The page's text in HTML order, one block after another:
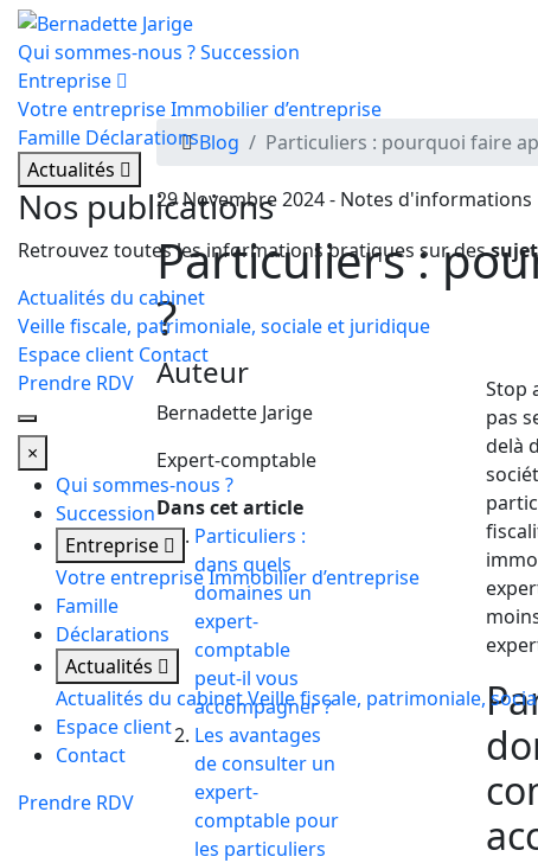
Qui sommes-nous ?Succession
Entreprise
Votre entrepriseImmobilier d’entreprise
Famille Déclarations
Actualités
Nos publications
Retrouvez toutes les informations pratiques sur des
Actualités du cabinet
Veille fiscale, patrimoniale, sociale et juridique
Espace client Contact
Prendre RDV
×
Qui sommes-nous ?
Succession
Entreprise
Votre entrepriseImmobilier d’entreprise
Famille
Déclarations
Actualités
Actualités du cabinetVeille fiscale, patrimoniale,
Espace client
Contact
Prendre RDV
Blog Particuliers : pourquoi faire
29 Novembre 2024 - Notes d'informations
Particuliers :
?
Auteur
Bernadette Jarige
Expert-comptable
Dans cet article
Particuliers :
dans quels
domaines un
expert-
comptable
peut-il vous
accompagner ?
Les avantages
de consulter un
expert-
comptable pour
les particuliers
Stop
pas
delà